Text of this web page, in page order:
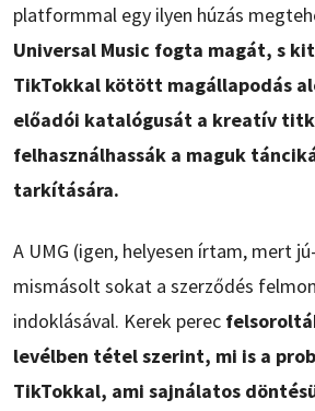
platformmal egy ilyen húzás
Universal Music fogta magát, s
TikTokkal kötött magállapodás
előadói katalógusát a kreatív
felhasználhassák a maguk
tarkítására.
A UMG (igen, helyesen írtam, mert
mismásolt sokat a szerződés
indoklásával. Kerek perec
levélben tétel szerint, mi is a
TikTokkal, ami sajnálatos